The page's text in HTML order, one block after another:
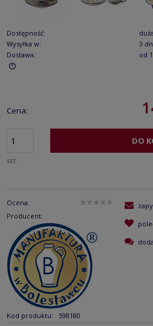
Dostępność:
Wysyłka w:
3
Dostawa:
od
Cena nie zawiera ewentualnych
Cena:
szt.
DO
Ocena:
Producent:
Kod produktu: 598180